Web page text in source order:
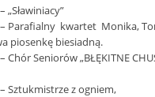
„Sławiniacy”
– Parafialny kwartet Monika,
piosenkę biesiadną.
Chór Seniorów „BŁĘKITNE
Sztukmistrze z ogniem,